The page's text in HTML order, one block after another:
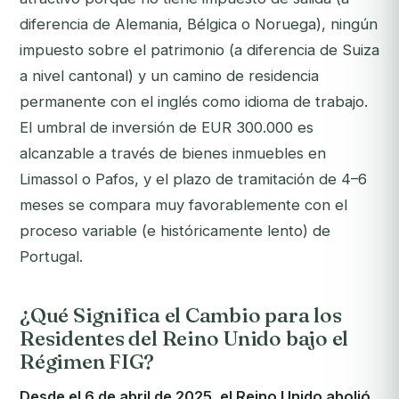
diferencia de Alemania, Bélgica o Noruega), ningún
impuesto sobre el patrimonio (a diferencia de Suiza
a nivel cantonal) y un camino de residencia
permanente con el inglés como idioma de trabajo.
El umbral de inversión de EUR 300.000 es
alcanzable a través de bienes inmuebles en
Limassol o Pafos, y el plazo de tramitación de 4–6
meses se compara muy favorablemente con el
proceso variable (e históricamente lento) de
Portugal.
¿Qué Significa el Cambio para los
Residentes del Reino Unido bajo el
Régimen FIG?